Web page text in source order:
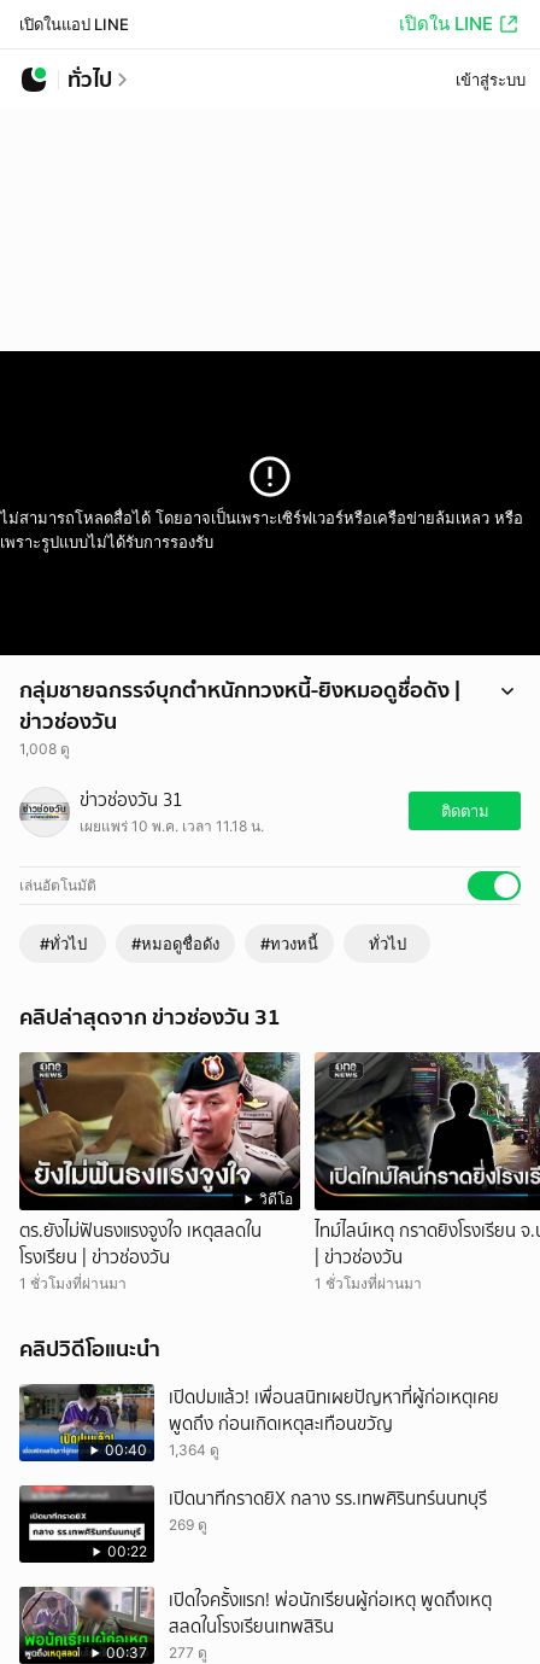
เปิดในแอป LINE เปิดใน LINE
ทั่วไป เข้าสู่ระบบ
ไม่สามารถโหลดสื่อได้ โดยอาจเป็นเพราะเซิร์ฟเวอร์หรือเครือข่ายล้มเหลว หรือ
เพราะรูปแบบไม่ได้รับการรองรับ
กลุ่มชายฉกรรจ์บุกตำหนักทวงหนี้-ยิงหมอดูชื่อดัง |
ข่าวช่องวัน
1,008 ดู
เกิดเหตุอุกอาจขึ้นในจังหวัดชลบุรี เมื่อกลุ่มชายฉกรรจ์ 5 คนบุกไปจ่อยิง-
ทำร้ายร่างกายหมอดูชื่อดังถึงที่ตำหนักในจังหวัดชลบุรี
ข่าวช่องวัน 31
เผยแพร่ 10 พ.ค. เวลา 11.18 น.
ติดตาม
เล่นอัตโนมัติ
#ทั่วไป #หมอดูชื่อดัง #ทวงหนี้ ทั่วไป
คลิปล่าสุดจาก ข่าวช่องวัน 31
วิดีโอ
ตร.ยังไม่ฟันธงแรงจูงใจ เหตุสลดใน
โรงเรียน | ข่าวช่องวัน
1 ชั่วโมงที่ผ่านมา
ไทม์ไลน์เหตุ กราดยิงโรงเรียน
| ข่าวช่องวัน
1 ชั่วโมงที่ผ่านมา
คลิปวิดีโอแนะนำ
00:40
เปิดปมแล้ว! เพื่อนสนิทเผยปัญหาที่ผู้ก่อเหตุเคย
พูดถึง ก่อนเกิดเหตุสะเทือนขวัญ
1,364 ดู
00:22
เปิดนาทีกราดยิX กลาง รร.เทพศิรินทร์นนทบุรี
269 ดู
00:37
เปิดใจครั้งแรก! พ่อนักเรียนผู้ก่อเหตุ พูดถึงเหตุ
สลดในโรงเรียนเทพสิริน
277 ดู